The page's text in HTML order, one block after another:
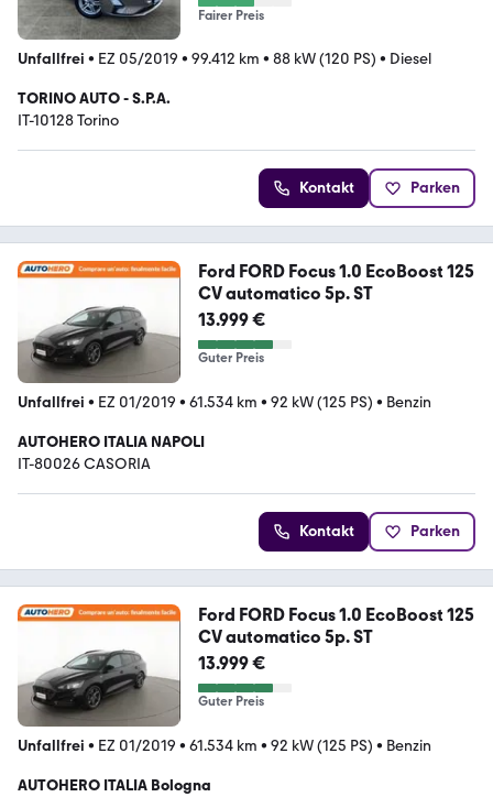
Fairer Preis
Unfallfrei • EZ 05/2019 • 99.412 km • 88 kW (120 PS) • Diesel
TORINO AUTO - S.P.A.
IT-10128 Torino
Kontakt Parken
Ford FORD Focus 1.0 EcoBoost 125
CV automatico 5p. ST
13.999 €
Guter Preis
Unfallfrei • EZ 01/2019 • 61.534 km • 92 kW (125 PS) • Benzin
AUTOHERO ITALIA NAPOLI
IT-80026 CASORIA
Kontakt Parken
Ford FORD Focus 1.0 EcoBoost 125
CV automatico 5p. ST
13.999 €
Guter Preis
Unfallfrei • EZ 01/2019 • 61.534 km • 92 kW (125 PS) • Benzin
AUTOHERO ITALIA Bologna